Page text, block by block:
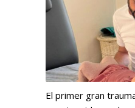
El primer gran